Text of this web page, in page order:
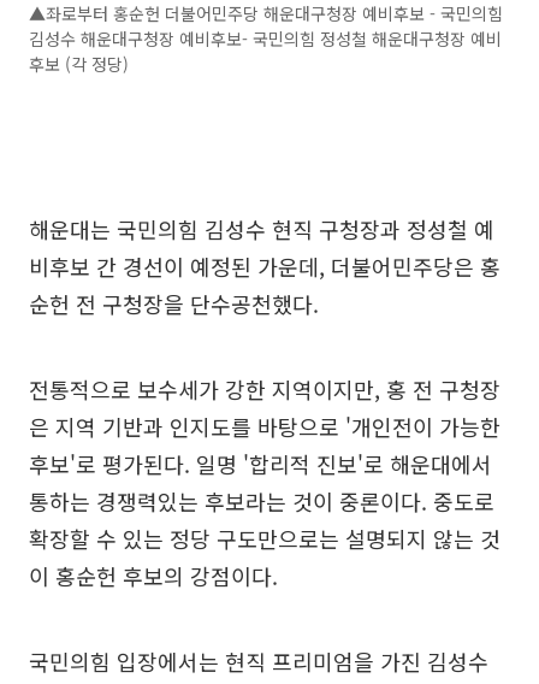
▲좌로부터 홍순헌 더불어민주당 해운대구청장 예비후보 - 국민의힘
김성수 해운대구청장 예비후보- 국민의힘 정성철 해운대구청장 예비
후보 (각 정당)
해운대는 국민의힘 김성수 현직 구청장과 정성철 예
비후보 간 경선이 예정된 가운데, 더불어민주당은 홍
순헌 전 구청장을 단수공천했다.
전통적으로 보수세가 강한 지역이지만, 홍 전 구청장
은 지역 기반과 인지도를 바탕으로 '개인전이 가능한
후보'로 평가된다. 일명 '합리적 진보'로 해운대에서
통하는 경쟁력있는 후보라는 것이 중론이다. 중도로
확장할 수 있는 정당 구도만으로는 설명되지 않는 것
이 홍순헌 후보의 강점이다.
국민의힘 입장에서는 현직 프리미엄을 가진 김성수